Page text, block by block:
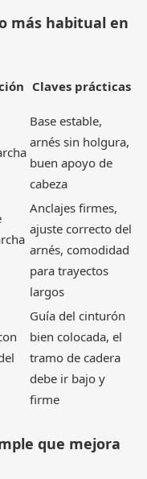
más habitual en
Claves prácticas
Base estable,
arnés sin holgura,
buen apoyo de
cabeza
Anclajes firmes,
ajuste correcto del
arnés, comodidad
para trayectos
largos
Guía del cinturón
bien colocada, el
tramo de cadera
debe ir bajo y
firme
que mejora